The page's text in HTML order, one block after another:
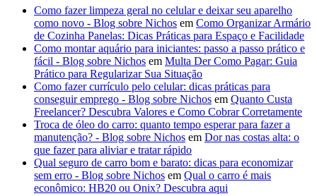
Como fazer limpeza geral no celular e deixar seu aparelho
como novo - Blog sobre Nichos em Como Organizar Armário
de Cozinha Panelas: Dicas Práticas para Espaço e Facilidade
Como montar aquário para iniciantes: passo a passo prático e
fácil - Blog sobre Nichos em Multa Der Como Pagar: Guia
Prático para Regularizar Sua Situação
Como fazer currículo pelo celular: dicas práticas para
conseguir emprego - Blog sobre Nichos em Quanto Custa
Freelancer? Descubra Valores e Como Cobrar Corretamente
Troca de óleo do carro: quanto tempo esperar para fazer a
manutenção? - Blog sobre Nichos em Dor nas costas alta: o
que fazer para aliviar e tratar rápido
Qual seguro de carro bom e barato: dicas para economizar
sem erro - Blog sobre Nichos em Qual o carro é mais
econômico: HB20 ou Onix? Descubra aqui